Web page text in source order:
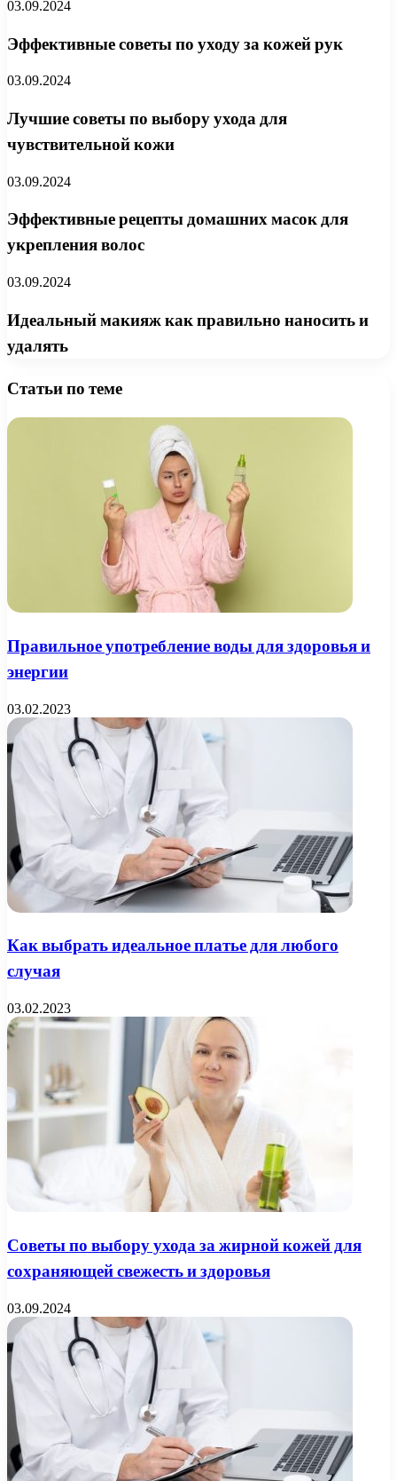
03.09.2024
Эффективные советы по уходу за кожей рук
03.09.2024
Лучшие советы по выбору ухода для
чувствительной кожи
03.09.2024
Эффективные рецепты домашних масок для
укрепления волос
03.09.2024
Идеальный макияж как правильно наносить и
удалять
Статьи по теме
Правильное употребление воды для здоровья и
энергии
03.02.2023
Как выбрать идеальное платье для любого
случая
03.02.2023
Советы по выбору ухода за жирной кожей для
сохраняющей свежесть и здоровья
03.09.2024